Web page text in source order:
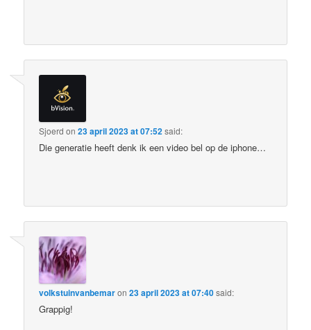
Sjoerd on23 april 2023 at 07:52said:
Die generatie heeft denk ik een video bel op de iphone…
volkstuinvanbemaron23 april 2023 at 07:40said:
Grappig!